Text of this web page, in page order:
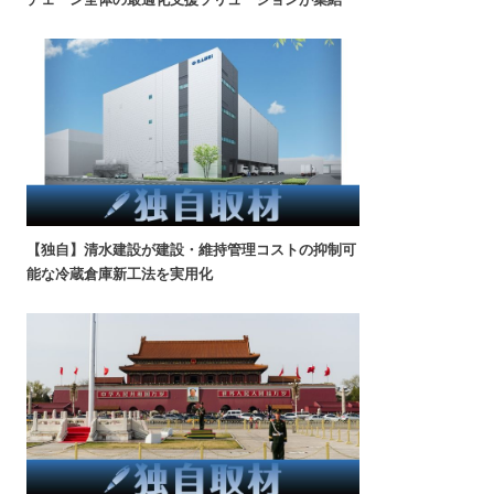
【独自】清水建設が建設・維持管理コストの抑制可
能な冷蔵倉庫新工法を実用化